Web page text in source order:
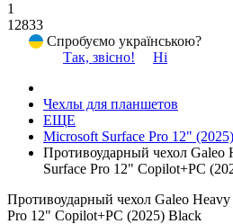
1
12833
Спробуємо українською?
Так, звісно!
Ні
Чехлы для планшетов
ЕЩЕ
Microsoft Surface Pro 12" (2025)
Противоударный чехол Galeo
Surface Pro 12" Copilot+PC
Противоударный чехол Galeo
Pro 12" Copilot+PC (2025) Black